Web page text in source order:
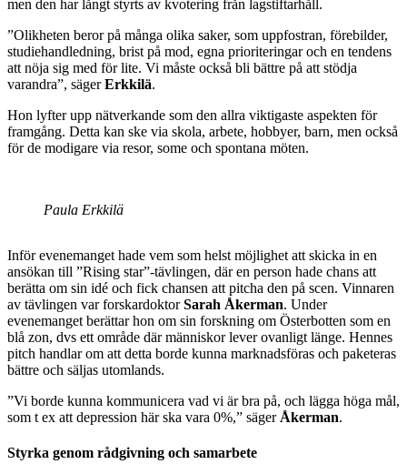
men den har långt styrts av kvotering från lagstiftarhåll.
”Olikheten beror på många olika saker, som uppfostran, förebilder,
studiehandledning, brist på mod, egna prioriteringar och en tendens
att nöja sig med för lite. Vi måste också bli bättre på att stödja
varandra”, sägerErkkilä.
Hon lyfter upp nätverkande som den allra viktigaste aspekten för
framgång. Detta kan ske via skola, arbete, hobbyer, barn, men också
för de modigare via resor, some och spontana möten.
Paula Erkkilä
Inför evenemanget hade vem som helst möjlighet att skicka in en
ansökan till ”Rising star”-tävlingen, där en person hade chans att
berätta om sin idé och fick chansen att pitcha den på scen. Vinnaren
av tävlingen var forskardoktorSarah Åkerman. Under
evenemanget berättar hon om sin forskning om Österbotten som en
blå zon, dvs ett område där människor lever ovanligt länge. Hennes
pitch handlar om att detta borde kunna marknadsföras och paketeras
bättre och säljas utomlands.
”Vi borde kunna kommunicera vad vi är bra på, och lägga höga mål,
som t ex att depression här ska vara 0%,” säger Åkerman.
Styrka genom rådgivning och samarbete